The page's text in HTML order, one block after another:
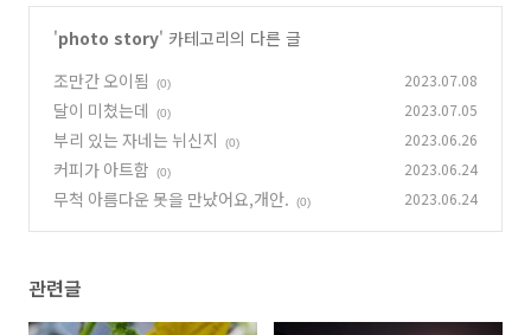
'photo story' 카테고리의 다른 글
조만간 오이됨
(0) 2023.07.08
달이 미쳤는데 (0) 2023.07.05
부리 있는 자네는 뉘신지 (0) 2023.06.26
커피가 아트함 (0) 2023.06.24
무척 아름다운 못을 만났어요,개안. (0) 2023.06.24
관련글